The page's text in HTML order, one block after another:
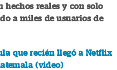
hechos reales y con solo
a miles de usuarios de
que recién llegó a Netflix
(video)